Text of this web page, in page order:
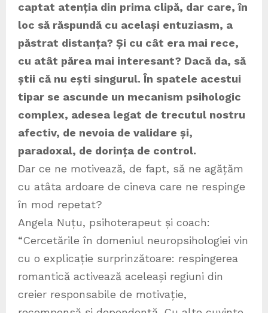
captat atenția din prima clipă, dar care, în
loc să răspundă cu același entuziasm, a
păstrat distanța? Și cu cât era mai rece,
cu atât părea mai interesant? Dacă da, să
știi că nu ești singurul. În spatele acestui
tipar se ascunde un mecanism psihologic
complex, adesea legat de trecutul nostru
afectiv, de nevoia de validare și,
paradoxal, de dorința de control.
Dar ce ne motivează, de fapt, să ne agățăm
cu atâta ardoare de cineva care ne respinge
în mod repetat?
Angela Nuțu, psihoterapeut și coach:
“Cercetările în domeniul neuropsihologiei vin
cu o explicație surprinzătoare: respingerea
romantică activează aceleași regiuni din
creier responsabile de motivație,